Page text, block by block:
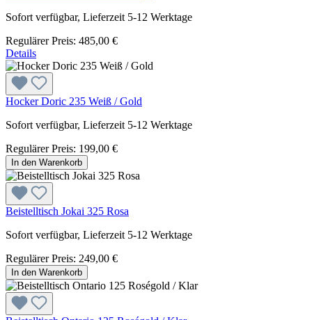
Sofort verfügbar, Lieferzeit 5-12 Werktage
Regulärer Preis: 485,00 €
Details
Hocker Doric 235 Weiß / Gold
Sofort verfügbar, Lieferzeit 5-12 Werktage
Regulärer Preis: 199,00 €
In den Warenkorb
Beistelltisch Jokai 325 Rosa
Sofort verfügbar, Lieferzeit 5-12 Werktage
Regulärer Preis: 249,00 €
In den Warenkorb